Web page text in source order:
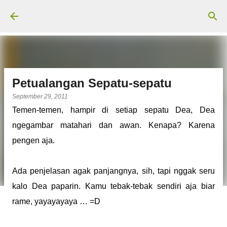
Petualangan Sepatu-sepatu
September 29, 2011
Temen-temen, hampir di setiap sepatu Dea, Dea
ngegambar matahari dan awan. Kenapa? Karena
pengen aja.
Ada penjelasan agak panjangnya, sih, tapi nggak seru
kalo Dea paparin. Kamu tebak-tebak sendiri aja biar
rame, yayayayaya … =D